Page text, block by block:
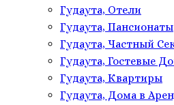
Гудаута, Отели
Гудаута, Пансионаты
Гудаута, Частный
Гудаута, Гостевые
Гудаута, Квартиры
Гудаута, Дома в